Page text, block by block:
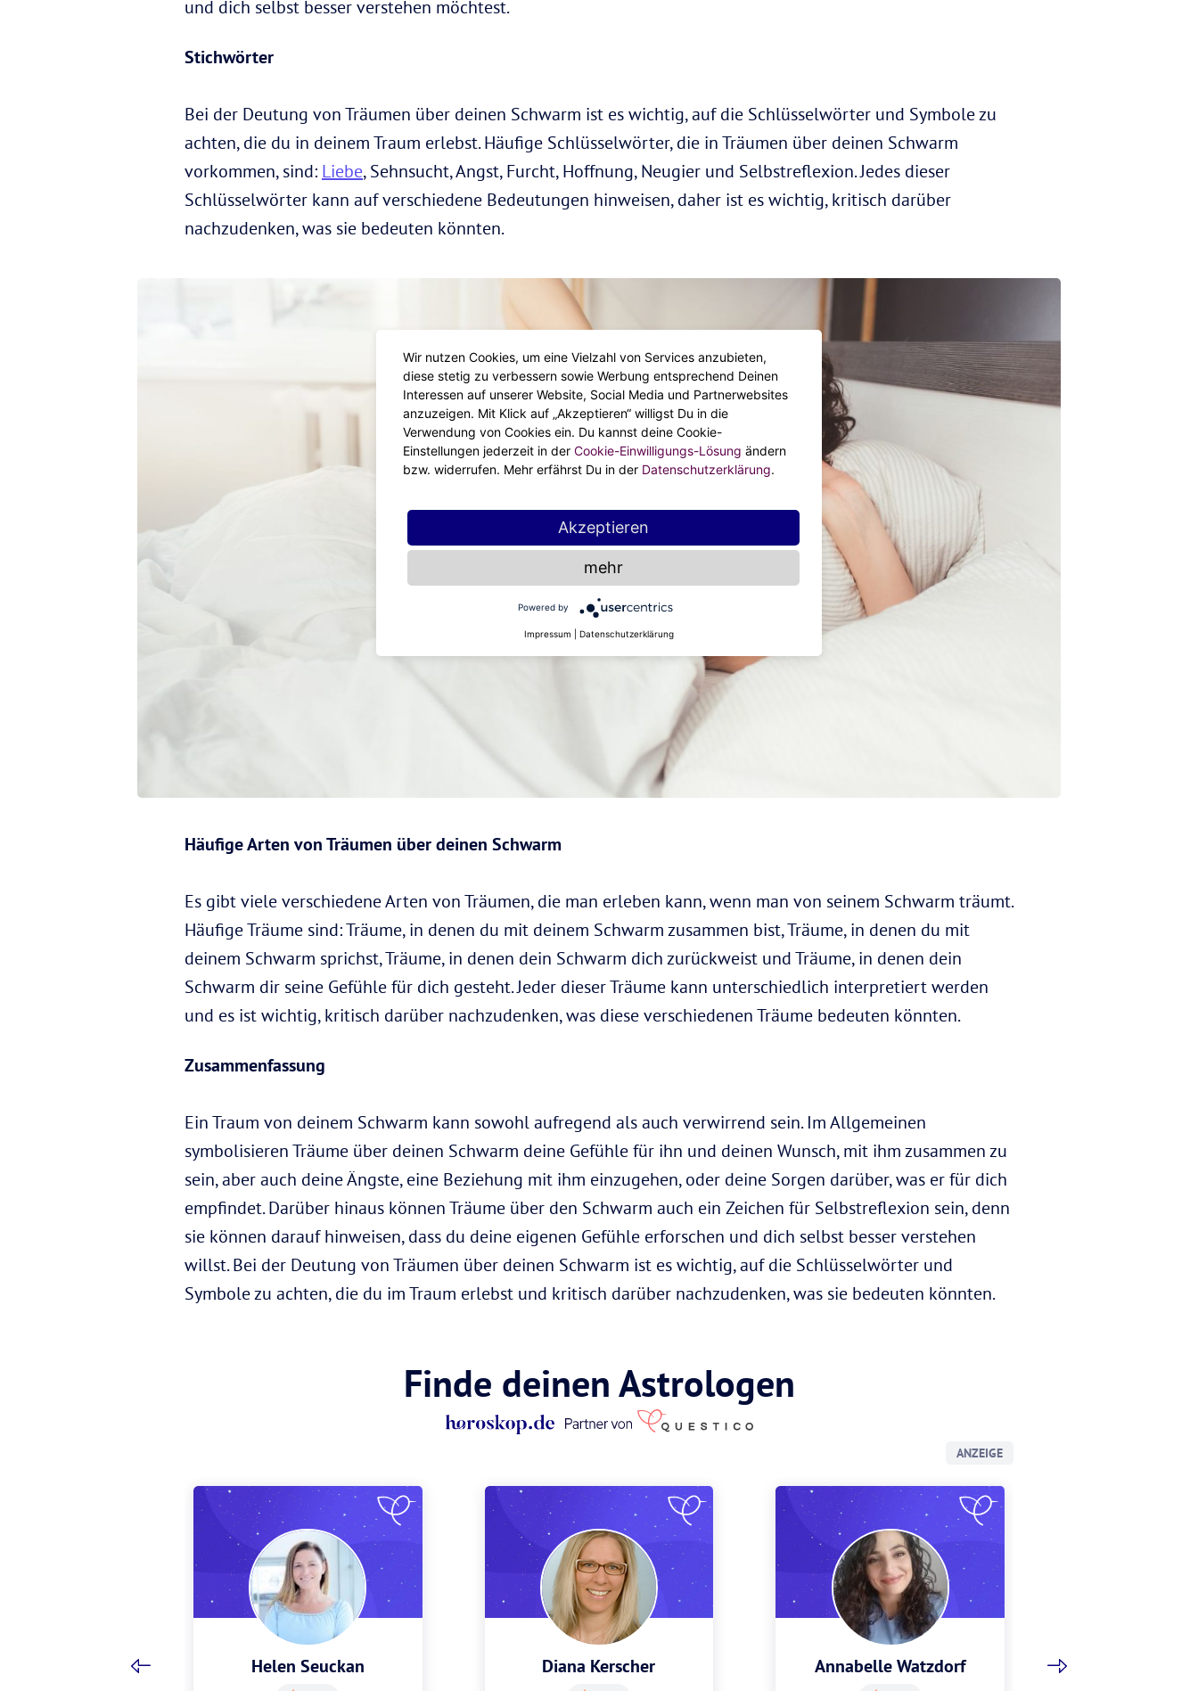
und dich selbst besser verstehen möchtest.
Stichwörter
Bei der Deutung von Träumen über deinen Schwarm ist es wichtig, auf die Schlüsselwörter und Symbole zu
achten, die du in deinem Traum erlebst. Häufige Schlüsselwörter, die in Träumen über deinen Schwarm
vorkommen, sind: Liebe, Sehnsucht, Angst, Furcht, Hoffnung, Neugier und Selbstreflexion. Jedes dieser
Schlüsselwörter kann auf verschiedene Bedeutungen hinweisen, daher ist es wichtig, kritisch darüber
nachzudenken, was sie bedeuten könnten.
Häufige Arten von Träumen über deinen Schwarm
Es gibt viele verschiedene Arten von Träumen, die man erleben kann, wenn man von seinem Schwarm träumt.
Häufige Träume sind: Träume, in denen du mit deinem Schwarm zusammen bist, Träume, in denen du mit
deinem Schwarm sprichst, Träume, in denen dein Schwarm dich zurückweist und Träume, in denen dein
Schwarm dir seine Gefühle für dich gesteht. Jeder dieser Träume kann unterschiedlich interpretiert werden
und es ist wichtig, kritisch darüber nachzudenken, was diese verschiedenen Träume bedeuten könnten.
Zusammenfassung
Ein Traum von deinem Schwarm kann sowohl aufregend als auch verwirrend sein. Im Allgemeinen
symbolisieren Träume über deinen Schwarm deine Gefühle für ihn und deinen Wunsch, mit ihm zusammen zu
sein, aber auch deine Ängste, eine Beziehung mit ihm einzugehen, oder deine Sorgen darüber, was er für dich
empfindet. Darüber hinaus können Träume über den Schwarm auch ein Zeichen für Selbstreflexion sein, denn
sie können darauf hinweisen, dass du deine eigenen Gefühle erforschen und dich selbst besser verstehen
willst. Bei der Deutung von Träumen über deinen Schwarm ist es wichtig, auf die Schlüsselwörter und
Symbole zu achten, die du im Traum erlebst und kritisch darüber nachzudenken, was sie bedeuten könnten.
Finde deinen Astrologen
ANZEIGE
Helen Seuckan Diana Kerscher Annabelle Watzdorf
Wir nutzen Cookies, um eine Vielzahl von Services anzubieten,
diese stetig zu verbessern sowie Werbung entsprechend Deinen
Interessen auf unserer Website, Social Media und Partnerwebsites
anzuzeigen. Mit Klick auf „Akzeptieren“ willigst Du in die
Verwendung von Cookies ein. Du kannst deine Cookie-
Einstellungen jederzeit in der Cookie-Einwilligungs-Lösung ändern
bzw. widerrufen. Mehr erfährst Du in der Datenschutzerklärung.
Akzeptieren
mehr
Powered by
Impressum Datenschutzerklärung